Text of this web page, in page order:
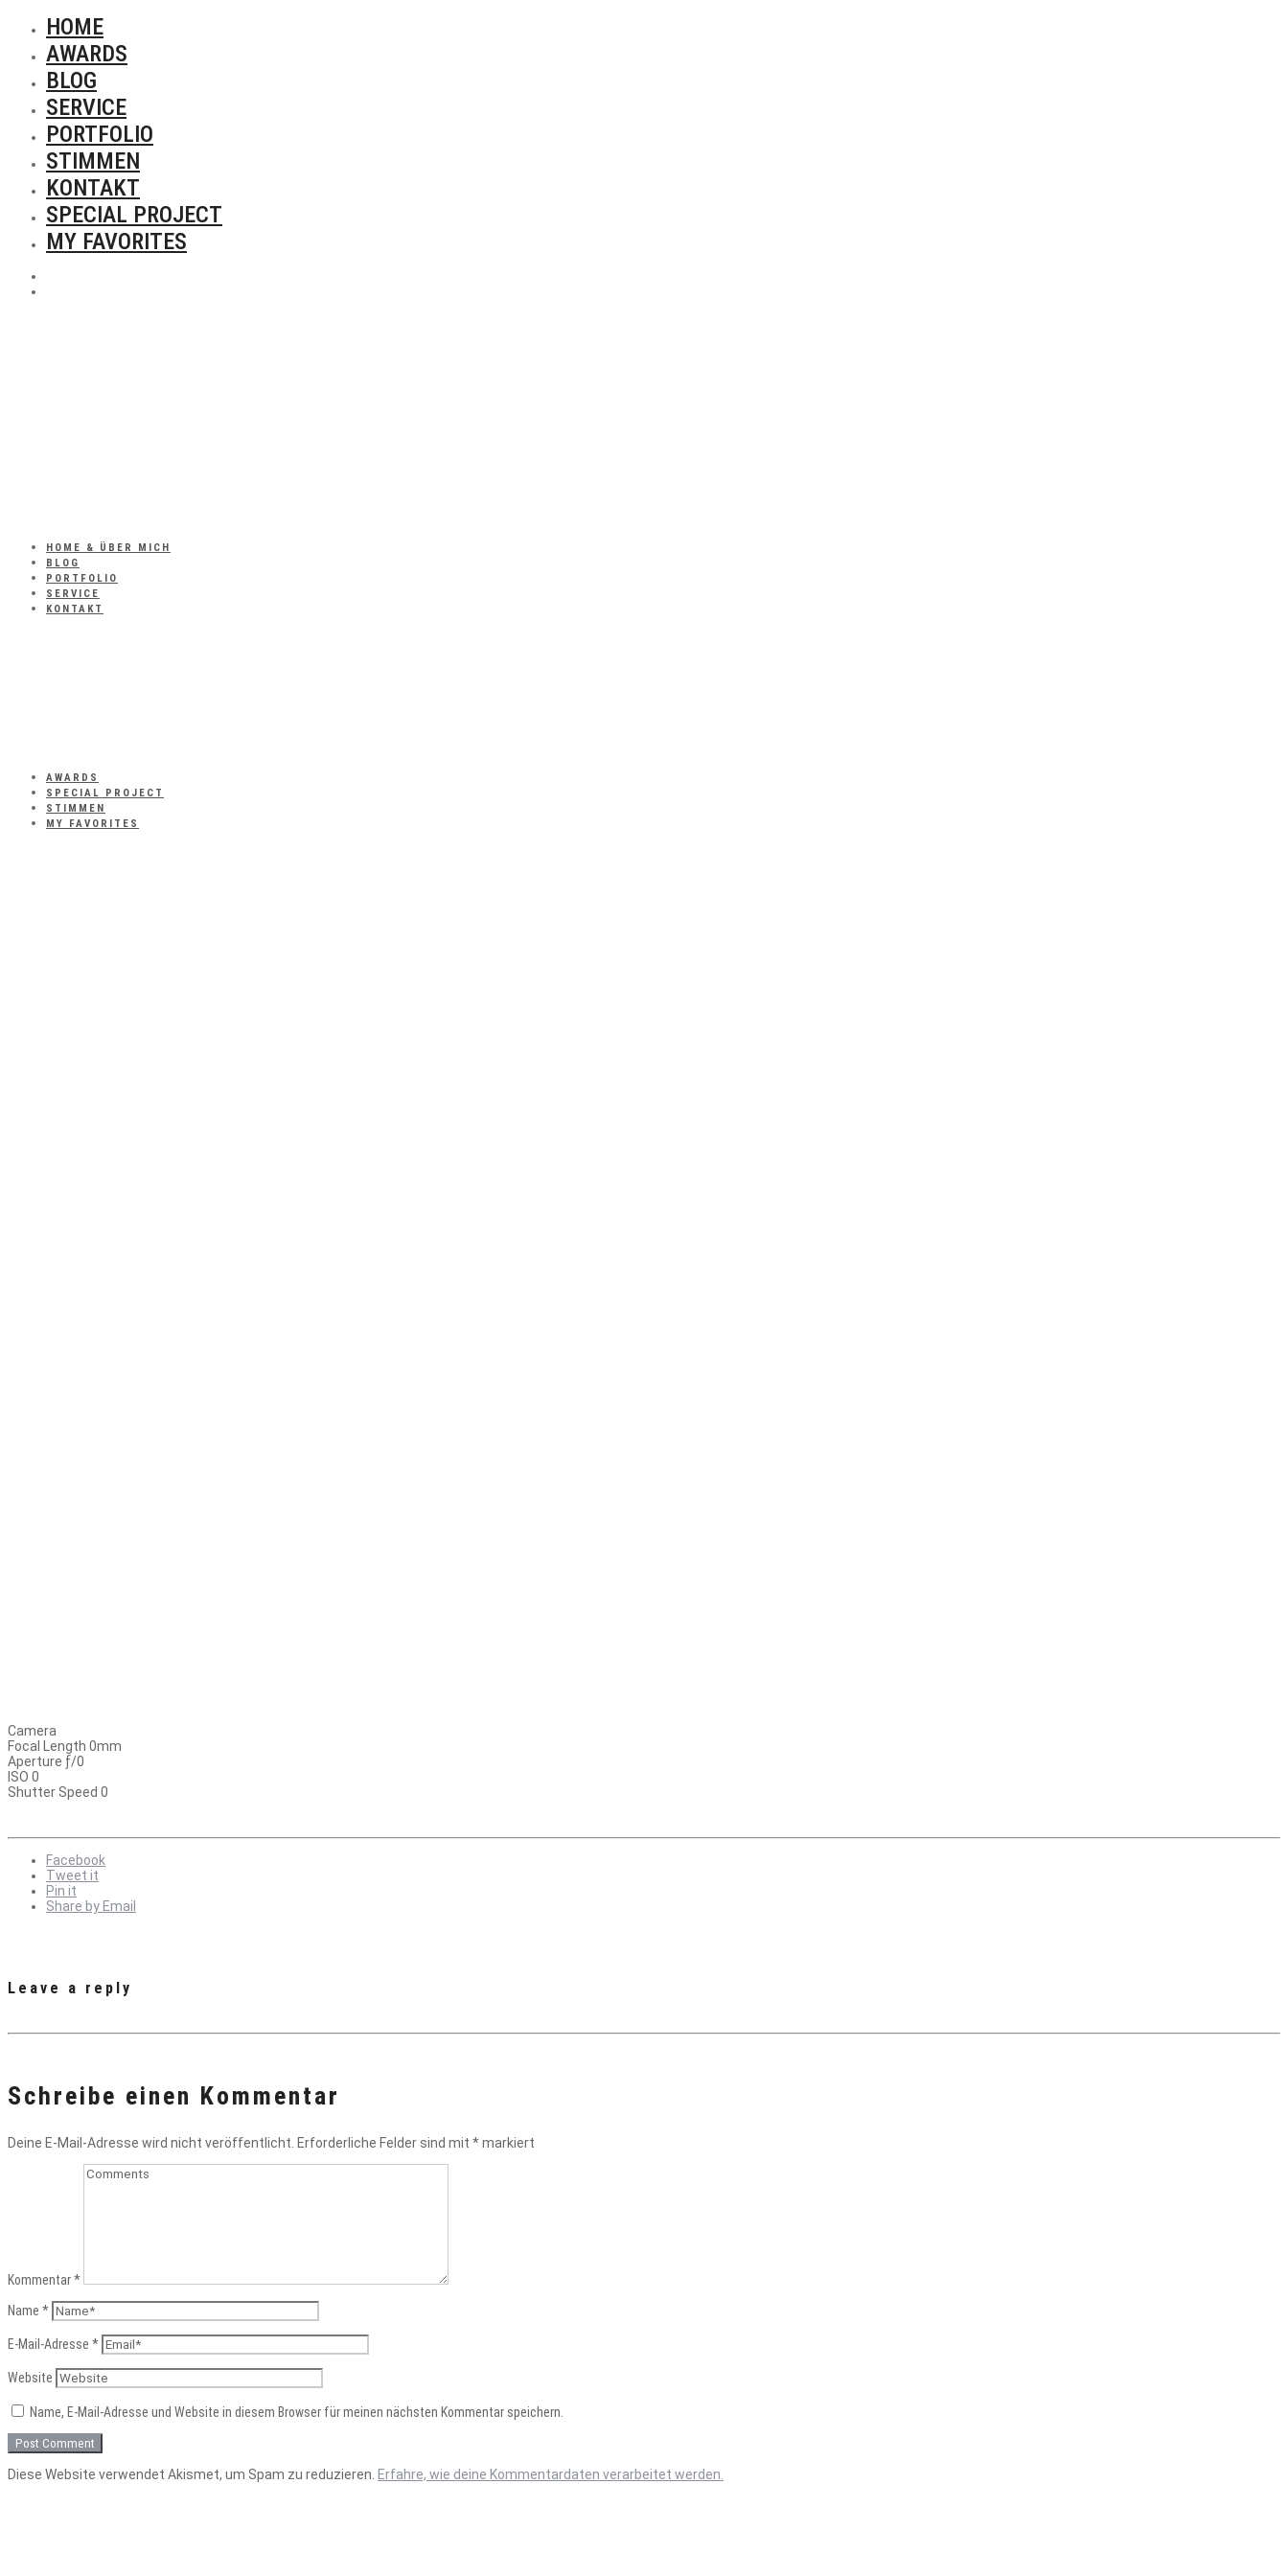
HOME
AWARDS
BLOG
SERVICE
PORTFOLIO
STIMMEN
KONTAKT
SPECIAL PROJECT
MY FAVORITES
HOME & ÜBER MICH
BLOG
PORTFOLIO
SERVICE
KONTAKT
AWARDS
SPECIAL PROJECT
STIMMEN
MY FAVORITES
Camera
Focal Length 0mm
Aperture ƒ/0
ISO 0
Shutter Speed 0
Facebook
Tweet it
Pin it
Share by Email
Leave a reply
Schreibe einen Kommentar
Deine E-Mail-Adresse wird nicht veröffentlicht. Erforderliche Felder sind mit *markiert
Kommentar*
Name *
E-Mail-Adresse *
Website
Name, E-Mail-Adresse und Website in diesem Browser für meinen nächsten Kommentar speichern.
Diese Website verwendet Akismet, um Spam zu reduzieren. Erfahre, wie deine Kommentardaten verarbeitet werden.